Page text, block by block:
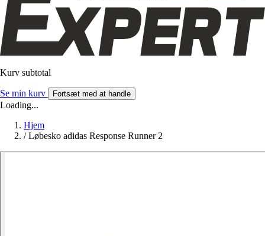
Kurv subtotal
Se min kurv Fortsæt med at handle
Loading...
Hjem
/ Løbesko adidas Response Runner 2